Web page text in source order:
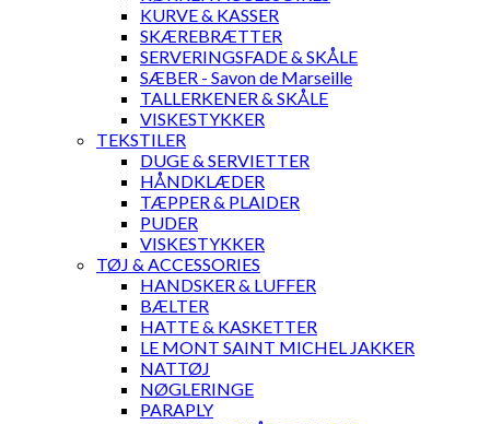
KURVE & KASSER
SKÆREBRÆTTER
SERVERINGSFADE & SKÅLE
SÆBER - Savon de Marseille
TALLERKENER & SKÅLE
VISKESTYKKER
TEKSTILER
DUGE & SERVIETTER
HÅNDKLÆDER
TÆPPER & PLAIDER
PUDER
VISKESTYKKER
TØJ & ACCESSORIES
HANDSKER & LUFFER
BÆLTER
HATTE & KASKETTER
LE MONT SAINT MICHEL JAKKER
NATTØJ
NØGLERINGE
PARAPLY